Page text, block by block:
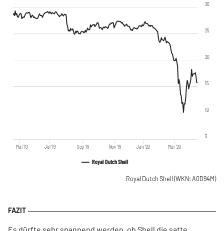
Royal Dutch Shell
Mai '19 Jul '19 Sep '19 Nov '19 Jan '20 Mär '20
5
10
15
20
25
30
Royal Dutch Shell (WKN: A0D94M)